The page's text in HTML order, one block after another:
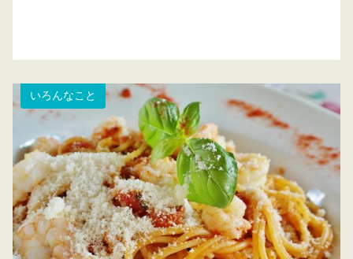
いろんなこと